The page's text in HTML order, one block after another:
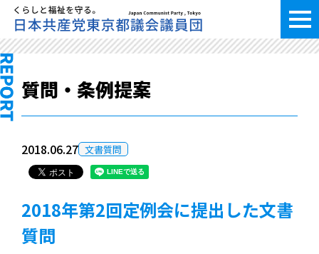
質問・条例提案
2018.06.27 文書質問
2018年第2回定例会に提出した文書
質問